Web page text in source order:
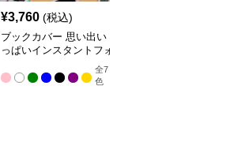
¥3,760 (税込)
ブックカバー 思い出い
っぱいインスタントフォ
全7
色